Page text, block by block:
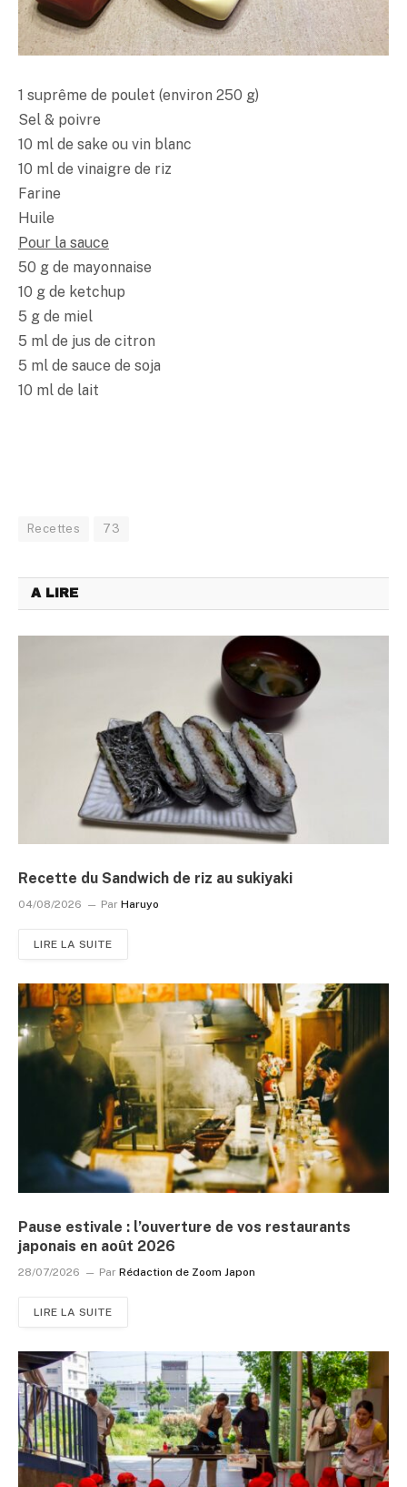
1 suprême de poulet (environ 250 g)
Sel & poivre
10 ml de sake ou vin blanc
10 ml de vinaigre de riz
Farine
Huile
Pour la sauce
50 g de mayonnaise
10 g de ketchup
5 g de miel
5 ml de jus de citron
5 ml de sauce de soja
10 ml de lait
Recettes 73
A LIRE
Recette du Sandwich de riz au sukiyaki
04/08/2026 Par Haruyo
LIRE LA SUITE
Pause estivale : l’ouverture de vos restaurants
japonais en août 2026
28/07/2026 Par Rédaction de Zoom Japon
LIRE LA SUITE